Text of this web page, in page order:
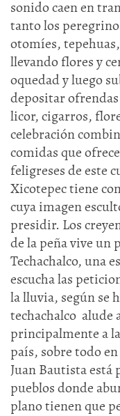
sonido caen en
tanto los
otomíes,
llevando flores y
oquedad y luego
depositar
licor, cigarros,
celebración
comidas que
feligreses de este
Xicotepec tiene
cuya imagen
presidir. Los
de la peña vive un
Techachalco, una
escucha las
la lluvia, según se
techachalco alude
principalmente a
país, sobre todo
Juan Bautista está
pueblos donde
plano tienen que